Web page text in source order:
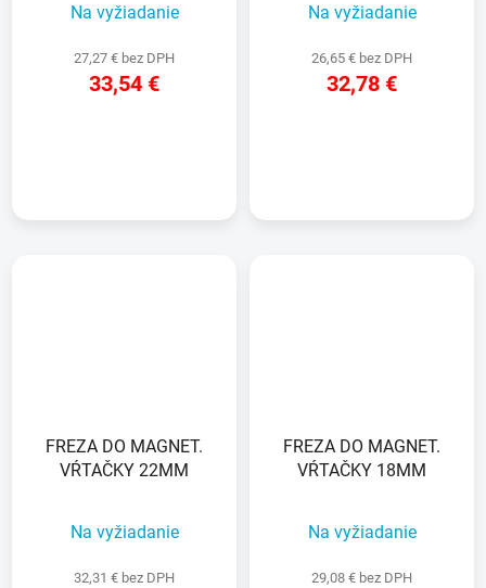
Na vyžiadanie
27,27 € bez DPH
33,54 €
Na vyžiadanie
26,65 € bez DPH
32,78 €
FREZA DO MAGNET.
VŔTAČKY 22MM
Na vyžiadanie
32,31 € bez DPH
FREZA DO MAGNET.
VŔTAČKY 18MM
Na vyžiadanie
29,08 € bez DPH